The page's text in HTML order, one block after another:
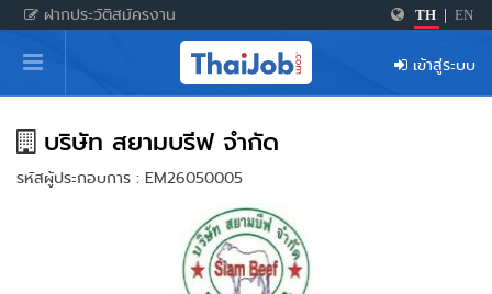
ฝากประวัติสมัครงาน TH EN
หน้าหลัก
ผู้สมัครงาน: เข้าสู่ระบบ
ฝากประวัติสมัครงาน
เกร็ดความรู้
สำหรับผู้ประกอบการ
เข้าสู่ระบบ
บริษัท สยามบรีฟ จำกัด
รหัสผู้ประกอบการ : EM26050005